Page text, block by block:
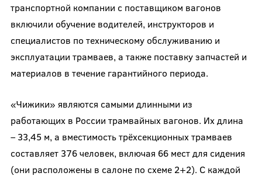
транспортной компании с поставщиком вагонов
включили обучение водителей, инструкторов и
специалистов по техническому обслуживанию и
эксплуатации трамваев, а также поставку запчастей и
материалов в течение гарантийного периода.
«Чижики» являются самыми длинными из
работающих в России трамвайных вагонов. Их длина
– 33,45 м, а вместимость трёхсекционных трамваев
составляет 376 человек, включая 66 мест для сидения
(они расположены в салоне по схеме 2+2). С каждой